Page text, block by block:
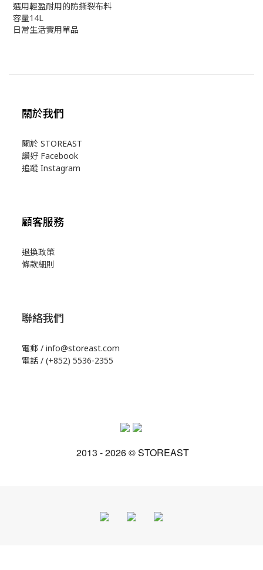
選用輕盈耐用的防撕裂布料
容量14L
日常生活實用單品
關於我們
關於 STOREAST
讚好 Facebook
追蹤 Instagram
顧客服務
退換政策
條款細則
聯絡我們
電郵 / info@storeast.com
電話 / (+852) 5536-2355
2013 - 2026 © STOREAST